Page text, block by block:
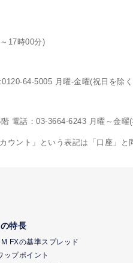
17時00分)
64-5005 月曜-金曜(祝日を除
電話：03-3664-6243 月曜～金
ント」という表記は「口座」と
特長
FXの基準スプレッド
ップポイント